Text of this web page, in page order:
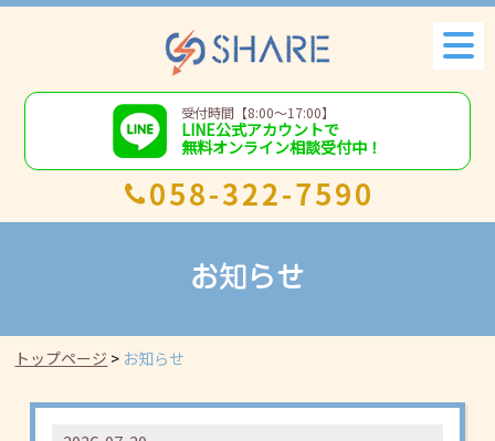
受付時間【8:00～17:00】
LINE公式アカウントで
無料オンライン相談受付中！
お知らせ
トップページ お知らせ